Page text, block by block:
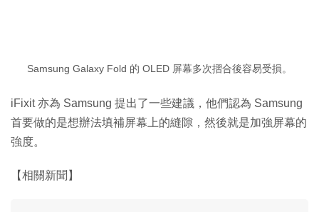
Samsung Galaxy Fold 的 OLED 屏幕多次摺合後容易受損。
iFixit 亦為 Samsung 提出了一些建議，他們認為 Samsung
首要做的是想辦法填補屏幕上的縫隙，然後就是加強屏幕的
強度。
【相關新聞】